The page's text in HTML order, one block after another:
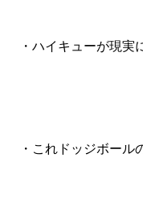
・ハイキューが現実
・これドッジボール